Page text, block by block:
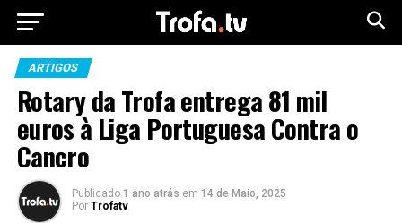
ARTIGOS
Rotary da Trofa entrega 81 mil
euros à Liga Portuguesa Contra o
Cancro
Publicado 1 ano atrás em 14 de Maio, 2025
Por Trofatv